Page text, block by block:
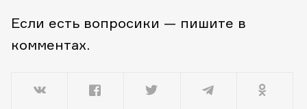
Если есть вопросики — пишите в
комментах.